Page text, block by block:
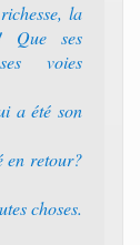
la
Que ses
voies
a été son
en retour?
choses.